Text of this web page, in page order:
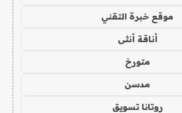
موقع خبرة التقني
أناقة أنثى
متورخ
مدسن
روتانا تسويق